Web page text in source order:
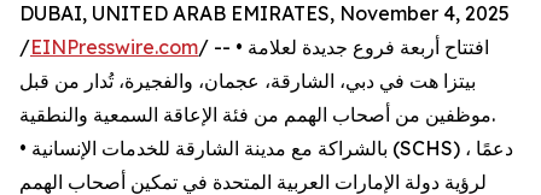
DUBAI, UNITED ARAB EMIRATES, November 4, 2025
/EINPresswire.com/ -- • افتتاح أربعة فروع جديدة لعلامة
بيتزا هت في دبي، الشارقة، عجمان، والفجيرة، تُدار من قبل
موظفين من أصحاب الهمم من فئة الإعاقة السمعية والنطقية.
• بالشراكة مع مدينة الشارقة للخدمات الإنسانية (SCHS) ، دعمًا
لرؤية دولة الإمارات العربية المتحدة في تمكين أصحاب الهمم